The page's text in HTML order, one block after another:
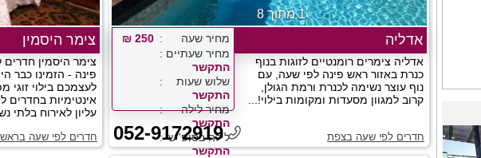
1 מתוך 8
אדליה
אדליה צימרים רומנטיים לזוגות בנוף
כנרת באזור ראש פינה לפי שעה, עם
נוף עוצר נשימה לכנרת ורמת הגולן,
קרוב למגוון מסעדות ומקומות בילוי!...
חדרים לפי שעה בצפת
מחיר שעה
250 ₪
מחיר שעתיים
התקשר
שלוש שעות
התקשר
מחיר לילה
התקשר
לילה בסופ''ש
התקשר
052-9172919
צימר היסמין
צימר היסמין
פינה - הזמינו כבר
לעצמכם בילוי זוגי
אינטימיות בחדרים
עליון לאירוח בלתי
חדרים לפי שעה בראש